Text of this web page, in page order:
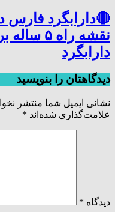
🔴دارابگرد فارس
نقشه
دارابگرد
دیدگاهتان را بنویسید
نشانی ایمیل شما منتشر
علامت‌گذاری شده‌اند *
دیدگاه *